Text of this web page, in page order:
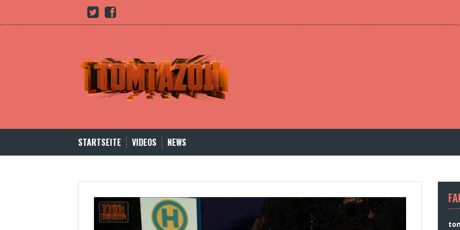
content
Youtube
twitterFacebook
STARTSEITE VIDEOS NEWS